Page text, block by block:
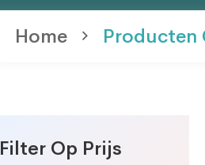
Home Producten
Filter Op Prijs